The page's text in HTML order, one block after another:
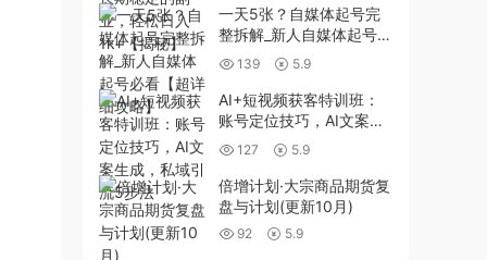
一天5张？自媒体起号完
整拆解_新人自媒体起号必
看【超详细攻略】
139 5.9
AI+短视频获客特训班：
账号定位技巧，AI文案生
成，私域引流5步法
127 5.9
倍增计划·大宗商品期货复
盘与计划(更新10月)
92 5.9